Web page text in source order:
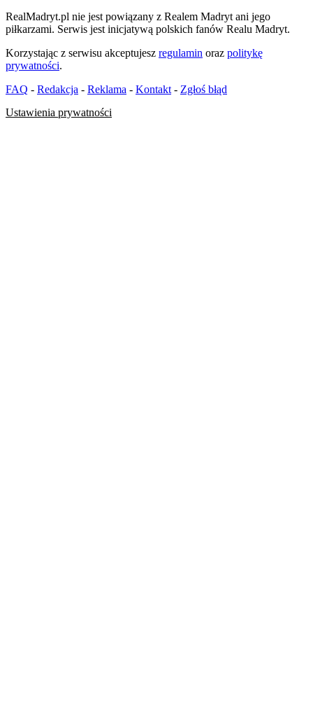
RealMadryt.pl nie jest powiązany z Realem Madryt ani jego
piłkarzami. Serwis jest inicjatywą polskich fanów Realu Madryt.
Korzystając z serwisu akceptujesz regulamin oraz politykę
prywatności.
FAQ - Redakcja - Reklama - Kontakt - Zgłoś błąd
Ustawienia prywatności